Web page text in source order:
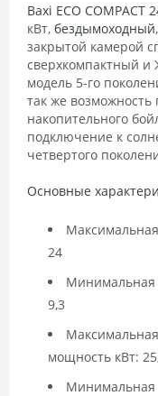
Baxi ECO COMPACT
кВт, бездымоходный,
закрытой камерой
сверхкомпактный
модель 5-го
так же
накопительного
подключение к
четвертого
Основные
24
Минимальная
9,3
мощность кВт:
Минимальная